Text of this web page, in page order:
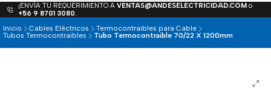
¡ENVÍA TU REQUERIMIENTO A VENTAS@ANDESELECTRICIDAD.COMo
+56 9 8701 3080.
Inicio
Cables Eléctricos
Termocontraibles para Cable
Tubos Termocontraibles
Tubo Termocontraible 70/22 X 1200mm